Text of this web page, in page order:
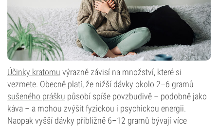
Účinky kratomu výrazně závisí na množství, které si
vezmete. Obecně platí, že nižší dávky okolo 2–6 gramů
sušeného prášku působí spíše povzbudivě – podobně jako
káva – a mohou zvýšit fyzickou i psychickou energii.
Naopak vyšší dávky přibližně 6–12 gramů bývají více